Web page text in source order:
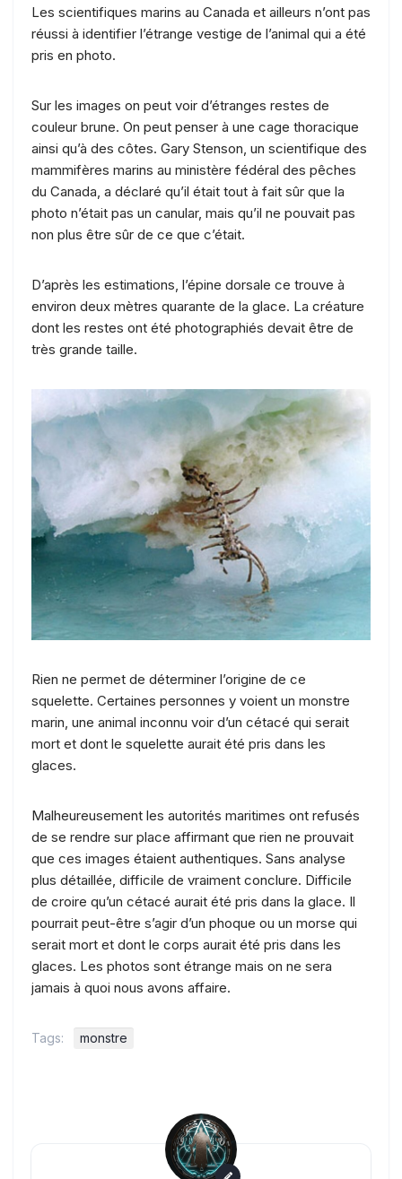
Les scientifiques marins au Canada et ailleurs n’ont pas
réussi à identifier l’étrange vestige de l’animal qui a été
pris en photo.
Sur les images on peut voir d’étranges restes de
couleur brune. On peut penser à une cage thoracique
ainsi qu’à des côtes. Gary Stenson, un scientifique des
mammifères marins au ministère fédéral des pêches
du Canada, a déclaré qu’il était tout à fait sûr que la
photo n’était pas un canular, mais qu’il ne pouvait pas
non plus être sûr de ce que c’était.
D’après les estimations, l’épine dorsale ce trouve à
environ deux mètres quarante de la glace. La créature
dont les restes ont été photographiés devait être de
très grande taille.
Rien ne permet de déterminer l’origine de ce
squelette. Certaines personnes y voient un monstre
marin, une animal inconnu voir d’un cétacé qui serait
mort et dont le squelette aurait été pris dans les
glaces.
Malheureusement les autorités maritimes ont refusés
de se rendre sur place affirmant que rien ne prouvait
que ces images étaient authentiques. Sans analyse
plus détaillée, difficile de vraiment conclure. Difficile
de croire qu’un cétacé aurait été pris dans la glace. Il
pourrait peut-être s’agir d’un phoque ou un morse qui
serait mort et dont le corps aurait été pris dans les
glaces. Les photos sont étrange mais on ne sera
jamais à quoi nous avons affaire.
Tags: monstre